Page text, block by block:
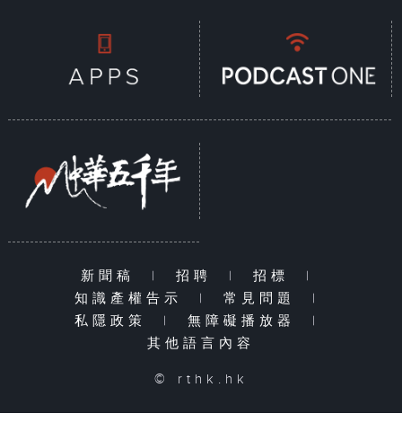
新聞稿 | 招聘 | 招標
|
知識產權告示
| 常見問題
|
私隱政策
| 無障礙播放器
|
其他語言內容
© rthk.hk